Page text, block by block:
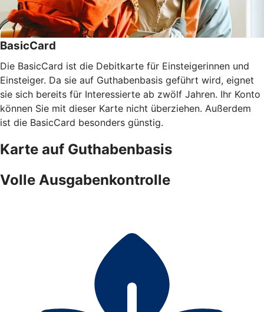
BasicCard
Die BasicCard ist die Debitkarte für Einsteigerinnen und
Einsteiger. Da sie auf Guthabenbasis geführt wird, eignet
sie sich bereits für Interessierte ab zwölf Jahren. Ihr Konto
können Sie mit dieser Karte nicht überziehen. Außerdem
ist die BasicCard besonders günstig.
Karte auf Guthabenbasis
Volle Ausgabenkontrolle